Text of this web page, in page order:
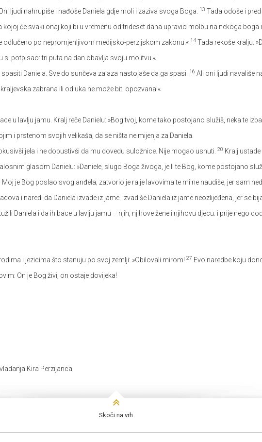
ljudi nahrupiše i nađoše Daniela gdje moli i zaziva svoga Boga. 13 Tada odoše i
će svaki onaj koji bi u vremenu od trideset dana upravio molbu na nekoga boga
odlučeno po nepromjenljivom medijsko-perzijskom zakonu.« 14 Tada rekoše kralju:
si potpisao: tri puta na dan obavlja svoju molitvu.«
Daniela. Sve do sunčeva zalaza nastojaše da ga spasi. 16 Ali oni ljudi navališe
zabrana ili odluka ne može biti opozvana!«
u lavlju jamu. Kralj reče Danielu: »Bog tvoj, kome tako postojano služiš, neka te
i prstenom svojih velikaša, da se ništa ne mijenja za Daniela.
jela i ne dopustivši da mu dovedu suložnice. Nije mogao usnuti. 20 Kralj
glasom Danielu: »Daniele, slugo Boga živoga, je li te Bog, kome postojano
Moj je Bog poslao svog anđela; zatvorio je ralje lavovima te mi ne naudiše, jer sam
i naredi da Daniela izvade iz jame. Izvadiše Daniela iz jame neozlijeđena, jer se
Daniela i da ih bace u lavlju jamu – njih, njihove žene i njihovu djecu: i prije nego
i jezicima što stanuju po svoj zemlji: »Obilovali mirom! 27 Evo naredbe koju
On je Bog živi, on ostaje dovijeka!
Kira Perzijanca.
Skoči na vrh